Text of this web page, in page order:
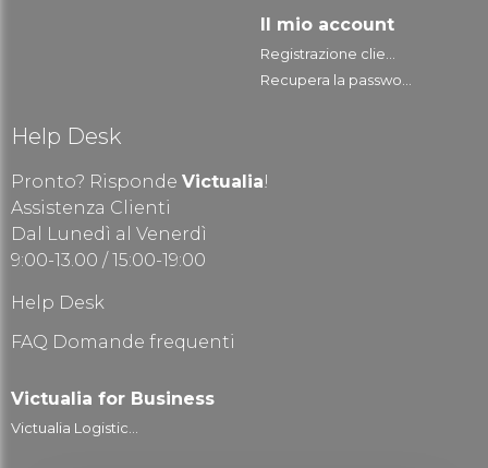
Il mio account
Registrazione clie...
Recupera la passwo...
Help Desk
Pronto? Risponde Victualia!
Assistenza Clienti
Dal Lunedì al Venerdì
9:00-13.00 / 15:00-19:00
Help Desk
FAQ Domande frequenti
Victualia for Business
Victualia Logistic...